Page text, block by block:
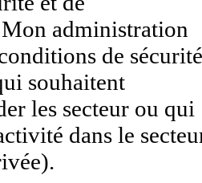
administration
de sécurité
souhaitent
les secteur ou qui
dans le